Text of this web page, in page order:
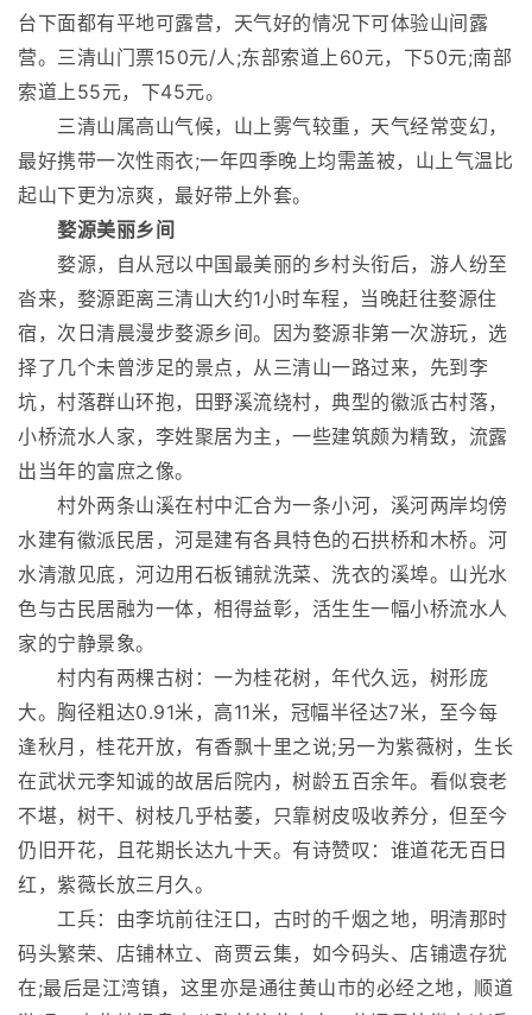
台下面都有平地可露营，天气好的情况下可体验山间露
营。三清山门票150元/人;东部索道上60元，下50元;南部
索道上55元，下45元。
三清山属高山气候，山上雾气较重，天气经常变幻，
最好携带一次性雨衣;一年四季晚上均需盖被，山上气温比
起山下更为凉爽，最好带上外套。
婺源美丽乡间
婺源，自从冠以中国最美丽的乡村头衔后，游人纷至
沓来，婺源距离三清山大约1小时车程，当晚赶往婺源住
宿，次日清晨漫步婺源乡间。因为婺源非第一次游玩，选
择了几个未曾涉足的景点，从三清山一路过来，先到李
坑，村落群山环抱，田野溪流绕村，典型的徽派古村落，
小桥流水人家，李姓聚居为主，一些建筑颇为精致，流露
出当年的富庶之像。
村外两条山溪在村中汇合为一条小河，溪河两岸均傍
水建有徽派民居，河是建有各具特色的石拱桥和木桥。河
水清澈见底，河边用石板铺就洗菜、洗衣的溪埠。山光水
色与古民居融为一体，相得益彰，活生生一幅小桥流水人
家的宁静景象。
村内有两棵古树：一为桂花树，年代久远，树形庞
大。胸径粗达0.91米，高11米，冠幅半径达7米，至今每
逢秋月，桂花开放，有香飘十里之说;另一为紫薇树，生长
在武状元李知诚的故居后院内，树龄五百余年。看似衰老
不堪，树干、树枝几乎枯萎，只靠树皮吸收养分，但至今
仍旧开花，且花期长达九十天。有诗赞叹：谁道花无百日
红，紫薇长放三月久。
工兵：由李坑前往汪口，古时的千烟之地，明清那时
码头繁荣、店铺林立、商贾云集，如今码头、店铺遗存犹
在;最后是江湾镇，这里亦是通往黄山市的必经之地，顺道